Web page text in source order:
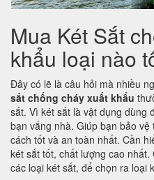
Mua Két Sắt
khẩu loại nào
Đây có lẽ là câu hỏi mà nhiều
sắt chống cháy xuất khẩu
sắt. Vì két sắt là vật dụng dùng
bạn vắng nhà. Giúp bạn bảo
cách tốt và an toàn nhất. Cần
két sắt tốt, chất lượng cao
các loại két sắt, để chọn ra loại